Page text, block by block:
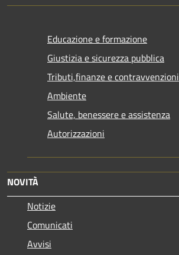
Educazione e formazione
Giustizia e sicurezza pubblica
Tributi,finanze e contravvenzioni
Ambiente
Salute, benessere e assistenza
Autorizzazioni
NOVITÀ
Notizie
Comunicati
Avvisi